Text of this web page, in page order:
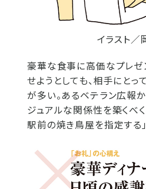
イラスト／
豪華な食事に高価なプレゼ
せようとしても、相手にと
が多い。あるベテラン広報
ジュアルな関係性を築くべ
駅前の焼き鳥屋を指定する